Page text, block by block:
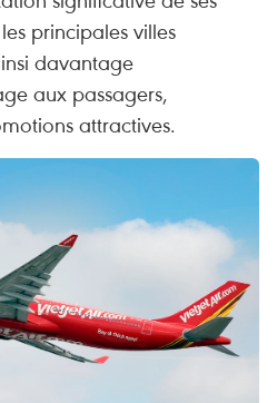
principales villes
davantage
aux passagers,
attractives.